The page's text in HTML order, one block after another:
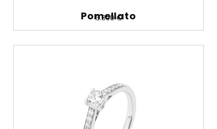
Pomellato
6.300€